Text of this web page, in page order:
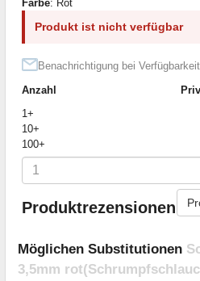
Farbe: Rot
Produkt ist nicht verfügbar
Benachrichtigung bei Verfügbarkeit
Anzahl
1+
10+
100+
Produktrezensionen
Möglichen Substitutionen
3,5mm